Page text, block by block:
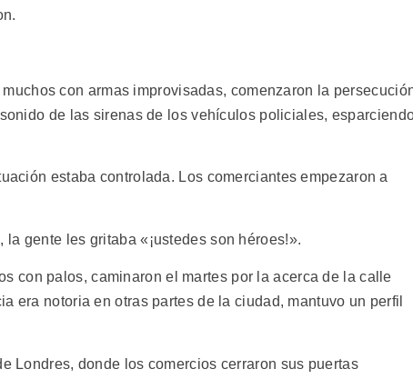
con armas improvisadas, comenzaron la
de las sirenas de los vehículos policiales,
estaba controlada. Los comerciantes empezaron a
gente les gritaba «¡ustedes son héroes!».
con palos, caminaron el martes por la acerca de la calle
era notoria en otras partes de la ciudad, mantuvo un perfil
Londres, donde los comercios cerraron sus puertas